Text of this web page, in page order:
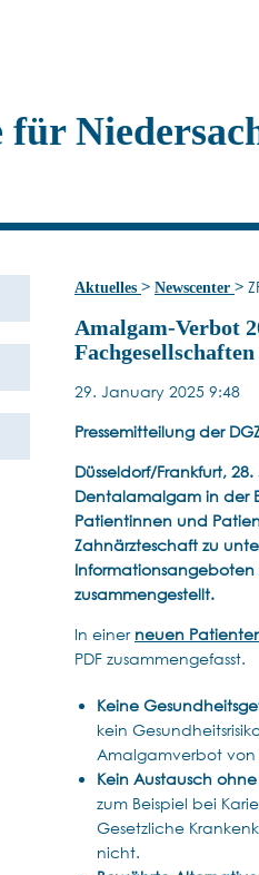
Aktuelles > Newscenter >
Amalgam-Verbot
Fachgesellschaften
29. January 2025 9:48
Pressemitteilung der
Düsseldorf/Frankfurt,
Dentalamalgam in der
Patientinnen und
Zahnärzteschaft zu
zusammengestellt.
In einer neuen
PDF zusammengefasst.
Keine
kein
Amalgamverbot von
Kein Austausch
zum Beispiel bei
Gesetzliche
nicht.